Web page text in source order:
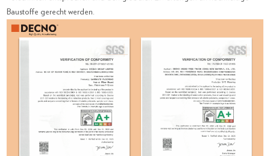
Baustoffe gerecht werden.